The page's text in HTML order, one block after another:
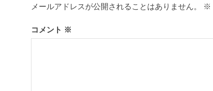
戸
海
ゲ
ー
メールアドレスが公開されることはありません。 ※
コメント ※